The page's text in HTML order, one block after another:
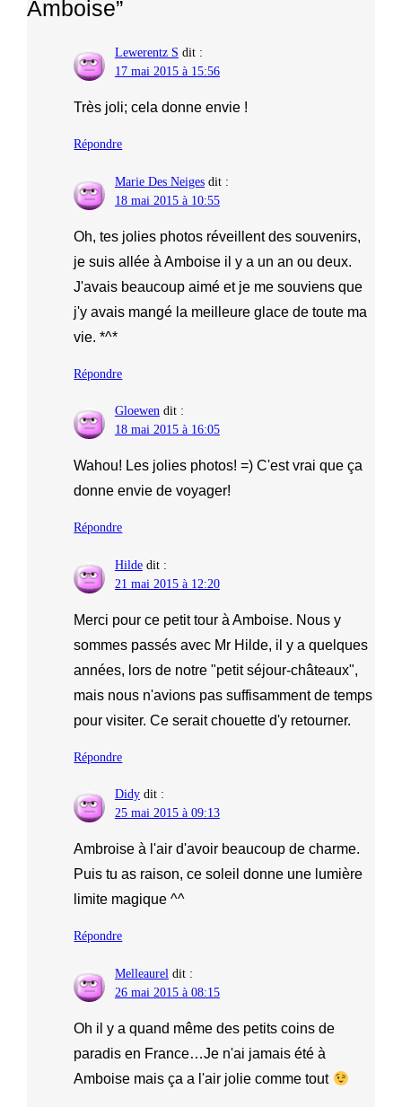
Amboise”
Lewerentz S dit :
17 mai 2015 à 15:56
Très joli; cela donne envie !
Répondre
Marie Des Neiges dit :
18 mai 2015 à 10:55
Oh, tes jolies photos réveillent des souvenirs,
je suis allée à Amboise il y a un an ou deux.
J'avais beaucoup aimé et je me souviens que
j'y avais mangé la meilleure glace de toute ma
vie. *^*
Répondre
Gloewen dit :
18 mai 2015 à 16:05
Wahou! Les jolies photos! =) C'est vrai que ça
donne envie de voyager!
Répondre
Hilde dit :
21 mai 2015 à 12:20
Merci pour ce petit tour à Amboise. Nous y
sommes passés avec Mr Hilde, il y a quelques
années, lors de notre "petit séjour-châteaux",
mais nous n'avions pas suffisamment de temps
pour visiter. Ce serait chouette d'y retourner.
Répondre
Didy dit :
25 mai 2015 à 09:13
Ambroise à l'air d'avoir beaucoup de charme.
Puis tu as raison, ce soleil donne une lumière
limite magique ^^
Répondre
Melleaurel dit :
26 mai 2015 à 08:15
Oh il y a quand même des petits coins de
paradis en France…Je n'ai jamais été à
Amboise mais ça a l'air jolie comme tout